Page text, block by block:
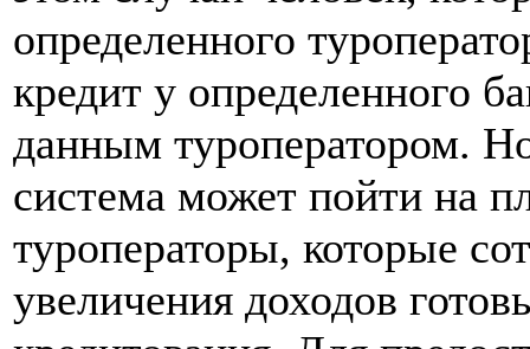
определенного
кредит у определенного
данным туроператором.
система может пойти на
туроператоры, которые
увеличения доходов